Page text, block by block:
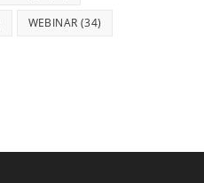
WEBINAR (34)